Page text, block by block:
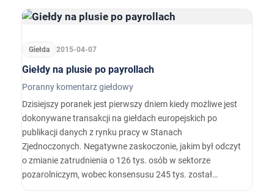
Giełda 2015-04-07
Giełdy na plusie po payrollach
Poranny komentarz giełdowy
Dzisiejszy poranek jest pierwszy dniem kiedy możliwe jest
dokonywane transakcji na giełdach europejskich po
publikacji danych z rynku pracy w Stanach
Zjednoczonych. Negatywne zaskoczonie, jakim był odczyt
o zmianie zatrudnienia o 126 tys. osób w sektorze
pozarolniczym, wobec konsensusu 245 tys. został